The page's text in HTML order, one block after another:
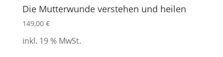
Die Mutterwunde verstehen und heilen
149,00 €
inkl. 19 % MwSt.